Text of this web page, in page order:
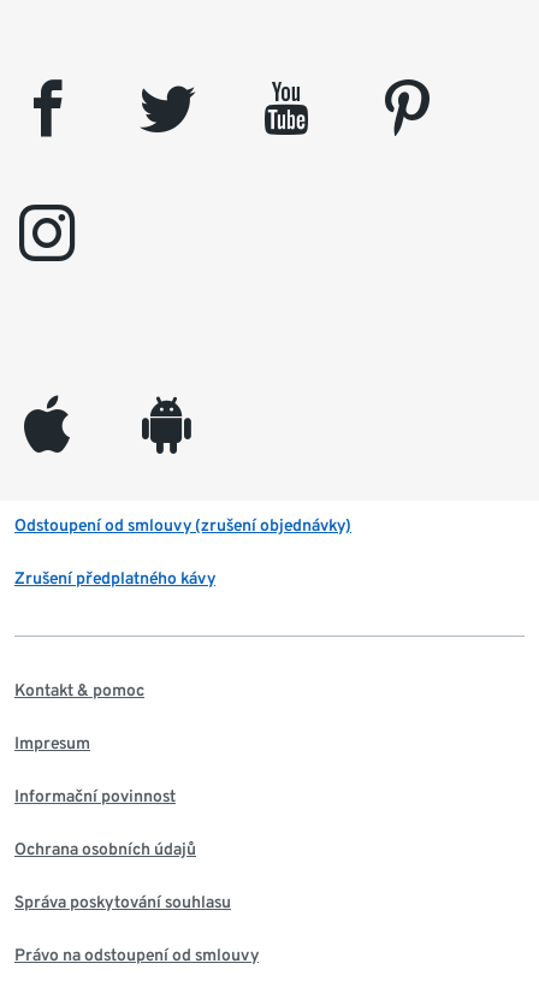
facebook twitter youtube
pinterest
instagram
appleinc android
Odstoupení od smlouvy (zrušení objednávky)
Zrušení předplatného kávy
Kontakt & pomoc
Impresum
Informační povinnost
Ochrana osobních údajů
Správa poskytování souhlasu
Právo na odstoupení od smlouvy